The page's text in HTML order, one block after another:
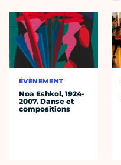
ÉVÈNEMENT
Noa Eshkol, 1924-
2007. Danse et
compositions